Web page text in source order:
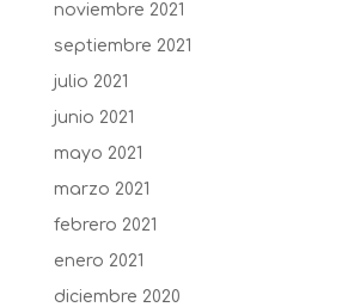
noviembre 2021
septiembre 2021
julio 2021
junio 2021
mayo 2021
marzo 2021
febrero 2021
enero 2021
diciembre 2020